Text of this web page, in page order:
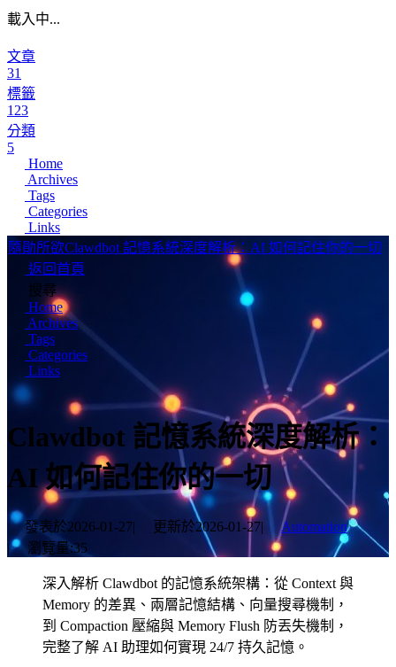
載入中...
文章
31
標籤
123
分類
5
Home
Archives
Tags
Categories
Links
隨勛所欲Clawdbot 記憶系統深度解析：AI 如何記住你的一切
返回首頁
搜尋
Home
Archives
Tags
Categories
Links
Clawdbot 記憶系統深度解析：
AI 如何記住你的一切
發表於2026-01-27| 更新於2026-01-27|
Automation
|
瀏覽量:35
深入解析 Clawdbot 的記憶系統架構：從 Context 與
Memory 的差異、兩層記憶結構、向量搜尋機制，
到 Compaction 壓縮與 Memory Flush 防丟失機制，
完整了解 AI 助理如何實現 24/7 持久記憶。